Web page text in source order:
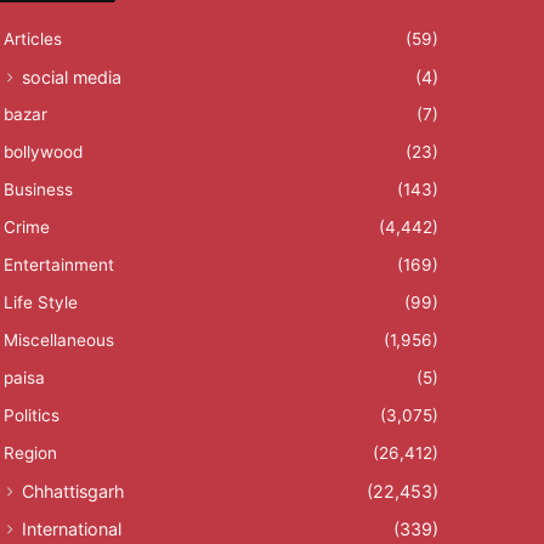
Articles (59)
social media (4)
bazar
(7)
bollywood
(23)
Business
(143)
Crime
(4,442)
Entertainment
(169)
Life Style
(99)
Miscellaneous
(1,956)
paisa
(5)
Politics
(3,075)
Region
(26,412)
Chhattisgarh
(22,453)
International
(339)